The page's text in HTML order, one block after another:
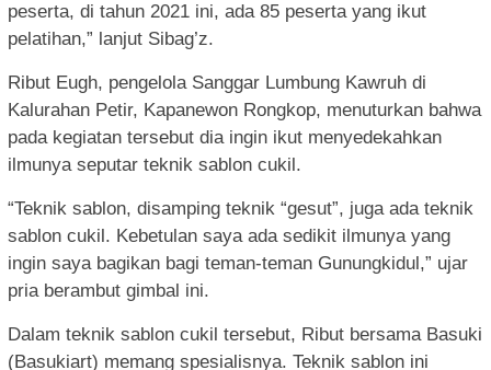
peserta, di tahun 2021 ini, ada 85 peserta yang ikut
pelatihan,” lanjut Sibag’z.
Ribut Eugh, pengelola Sanggar Lumbung Kawruh di
Kalurahan Petir, Kapanewon Rongkop, menuturkan bahwa
pada kegiatan tersebut dia ingin ikut menyedekahkan
ilmunya seputar teknik sablon cukil.
“Teknik sablon, disamping teknik “gesut”, juga ada teknik
sablon cukil. Kebetulan saya ada sedikit ilmunya yang
ingin saya bagikan bagi teman-teman Gunungkidul,” ujar
pria berambut gimbal ini.
Dalam teknik sablon cukil tersebut, Ribut bersama Basuki
(Basukiart) memang spesialisnya. Teknik sablon ini